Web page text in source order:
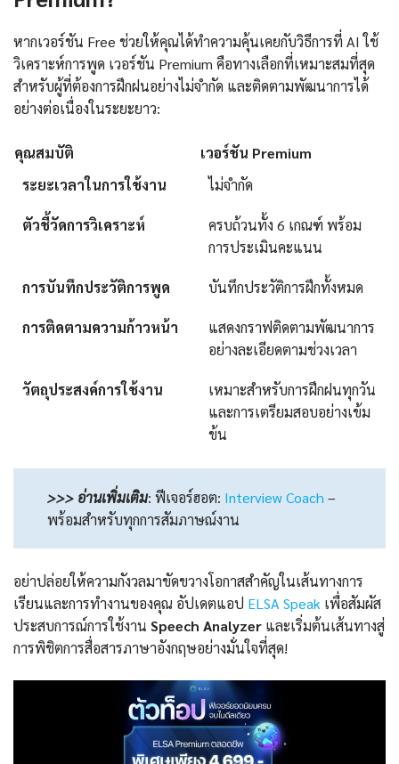
หากเวอร์ชัน Free ช่วยให้คุณได้ทำความคุ้นเคยกับวิธีการที่ AI ใช้
วิเคราะห์การพูด เวอร์ชัน Premium คือทางเลือกที่เหมาะสมที่สุด
สำหรับผู้ที่ต้องการฝึกฝนอย่างไม่จำกัด และติดตามพัฒนาการได้
อย่างต่อเนื่องในระยะยาว:
คุณสมบัติ
เวอร์ชัน Premium
ระยะเวลาในการใช้งาน
ไม่จำกัด
ตัวชี้วัดการวิเคราะห์
ครบถ้วนทั้ง 6 เกณฑ์ พร้อม
การประเมินคะแนน
การบันทึกประวัติการพูด บันทึกประวัติการฝึกทั้งหมด
การติดตามความก้าวหน้า
แสดงกราฟติดตามพัฒนาการ
อย่างละเอียดตามช่วงเวลา
วัตถุประสงค์การใช้งาน
เหมาะสำหรับการฝึกฝนทุกวัน
และการเตรียมสอบอย่างเข้ม
ข้น
>>> อ่านเพิ่มเติม: ฟีเจอร์ฮอต: Interview Coach –
พร้อมสำหรับทุกการสัมภาษณ์งาน
อย่าปล่อยให้ความกังวลมาขัดขวางโอกาสสำคัญในเส้นทางการ
เรียนและการทำงานของคุณ อัปเดตแอป ELSA Speak เพื่อสัมผัส
ประสบการณ์การใช้งาน Speech Analyzer และเริ่มต้นเส้นทางสู่
การพิชิตการสื่อสารภาษาอังกฤษอย่างมั่นใจที่สุด!